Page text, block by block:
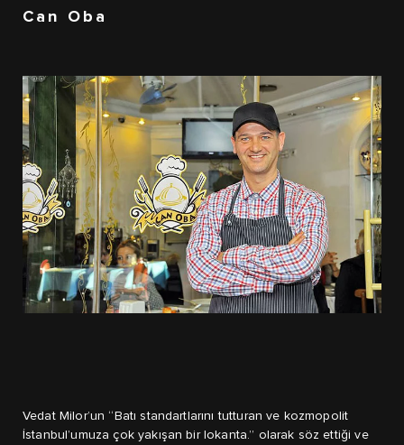
Can Oba
Vedat Milor’un “Batı standartlarını tutturan ve kozmopolit
İstanbul’umuza çok yakışan bir lokanta.” olarak söz ettiği ve